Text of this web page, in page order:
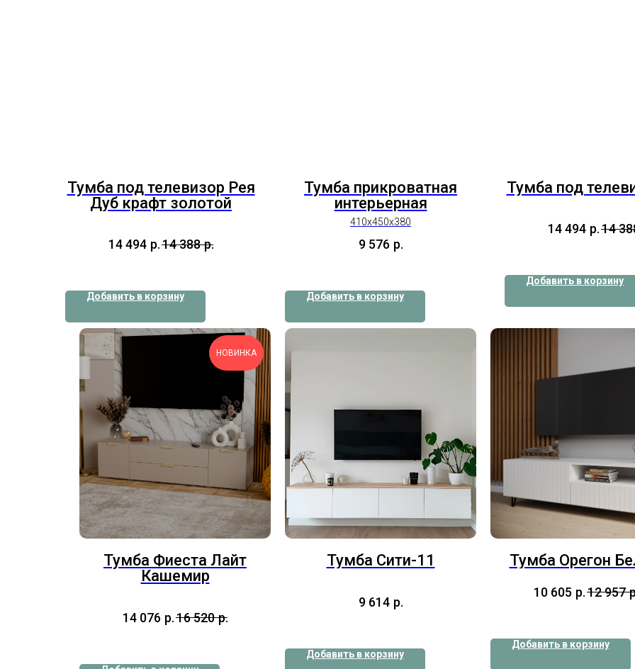
Тумба под телевизор Рея
Дуб крафт золотой
14 494 р.14 388 р.
Добавить в корзину
Тумба прикроватная
интерьерная
410x450x380
9 576 р.
Добавить в корзину
Тумба под
14 494 р.14
Добавить в корзину
НОВИНКА
Тумба Фиеста Лайт
Кашемир
14 076 р.16 520 р.
Тумба Сити-11
9 614 р.
Добавить в корзину
Тумба Орегон
10 605 р.12 957
Добавить в корзину